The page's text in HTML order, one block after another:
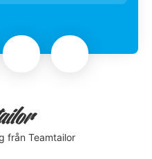
från Teamtailor